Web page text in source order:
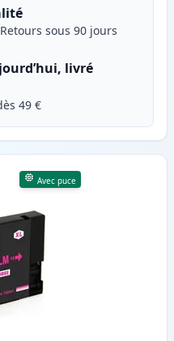
sous 90 jours
livré
49 €
Avec puce